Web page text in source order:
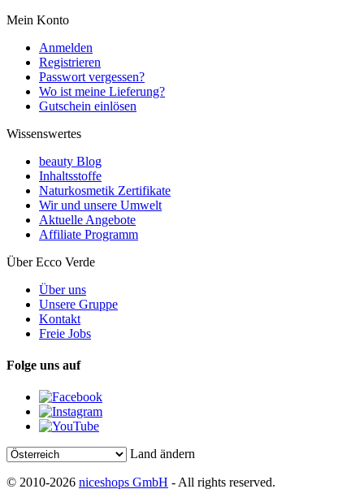
Mein Konto
Anmelden
Registrieren
Passwort vergessen?
Wo ist meine Lieferung?
Gutschein einlösen
Wissenswertes
beauty Blog
Inhaltsstoffe
Naturkosmetik Zertifikate
Wir und unsere Umwelt
Aktuelle Angebote
Affiliate Programm
Über Ecco Verde
Über uns
Unsere Gruppe
Kontakt
Freie Jobs
Folge uns auf
Land ändern
© 2010-2026 niceshops GmbH - All rights reserved.